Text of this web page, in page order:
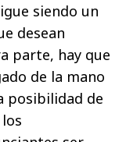
siendo un
desean
parte, hay que
de la mano
posibilidad de